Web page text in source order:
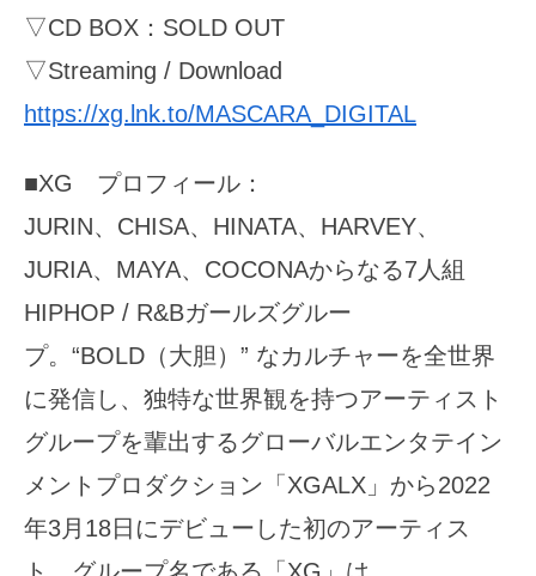
▽CD BOX：SOLD OUT
▽Streaming / Download
https://xg.lnk.to/MASCARA_DIGITAL
■XG プロフィール：
JURIN、CHISA、HINATA、HARVEY、
JURIA、MAYA、COCONAからなる7人組
HIPHOP / R&Bガールズグルー
プ。“BOLD（大胆）” なカルチャーを全世界
に発信し、独特な世界観を持つアーティスト
グループを輩出するグローバルエンタテイン
メントプロダクション「XGALX」から2022
年3月18日にデビューした初のアーティス